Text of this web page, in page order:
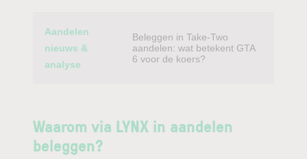
Aandelen
nieuws &
analyse
Beleggen in Take-Two
aandelen: wat betekent GTA
6 voor de koers?
Waarom via LYNX in aandelen
beleggen?